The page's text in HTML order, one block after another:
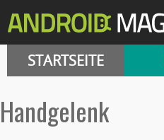
STARTSEITE
handgelenk